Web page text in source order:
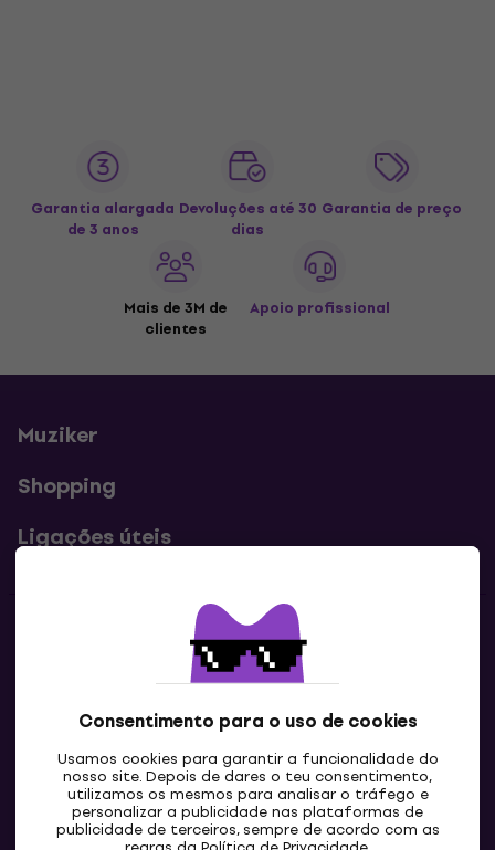
Consentimento para o uso de cookies
Usamos cookies para garantir a funcionalidade do
nosso site. Depois de dares o teu consentimento,
utilizamos os mesmos para analisar o tráfego e
personalizar a publicidade nas plataformas de
publicidade de terceiros, sempre de acordo com as
Garantia alargada
de 3 anos
Devoluções até 30
dias
Garantia de preço
Mais de 3M de
clientes
Apoio profissional
Muziker
Shopping
Ligações úteis
Contatos
Contacta-nos